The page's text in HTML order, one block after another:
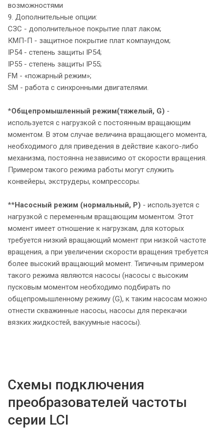
возможностями
9. Дополнительные опции:
СЗС - дополнительное покрытие плат лаком;
КМП-П - защитное покрытие плат компаундом;
IP54 - степень защиты IP54;
IP55 - степень защиты IP55;
FM - «пожарный режим»;
SM - работа с синхронными двигателями.
*Общепромышленный режим(тяжелый, G) -
используется с нагрузкой с постоянным вращающим
моментом. В этом случае величина вращающего момента,
необходимого для приведения в действие какого-либо
механизма, постоянна независимо от скорости вращения.
Примером такого режима работы могут служить
конвейеры, экструдеры, компрессоры.
**Насосный режим (нормальный, P) - используется с
нагрузкой с переменным вращающим моментом. Этот
момент имеет отношение к нагрузкам, для которых
требуется низкий вращающий момент при низкой частоте
вращения, а при увеличении скорости вращения требуется
более высокий вращающий момент. Типичным примером
такого режима являются насосы (насосы с высоким
пусковым моментом необходимо подбирать по
общепромышленному режиму (G), к таким насосам можно
отнести скважинные насосы, насосы для перекачки
вязких жидкостей, вакуумные насосы).
Схемы подключения
преобразователей частоты
серии LCI